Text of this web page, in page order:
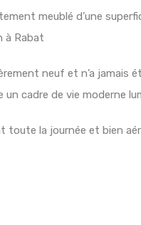
meublé d’une
à Rabat
neuf et n’a jamais
un cadre de vie moderne
toute la journée et bien